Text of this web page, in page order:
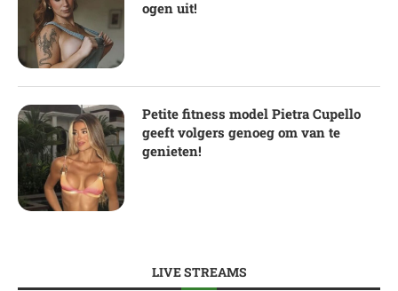
ogen uit!
Petite fitness model Pietra Cupello
geeft volgers genoeg om van te
genieten!
LIVE STREAMS